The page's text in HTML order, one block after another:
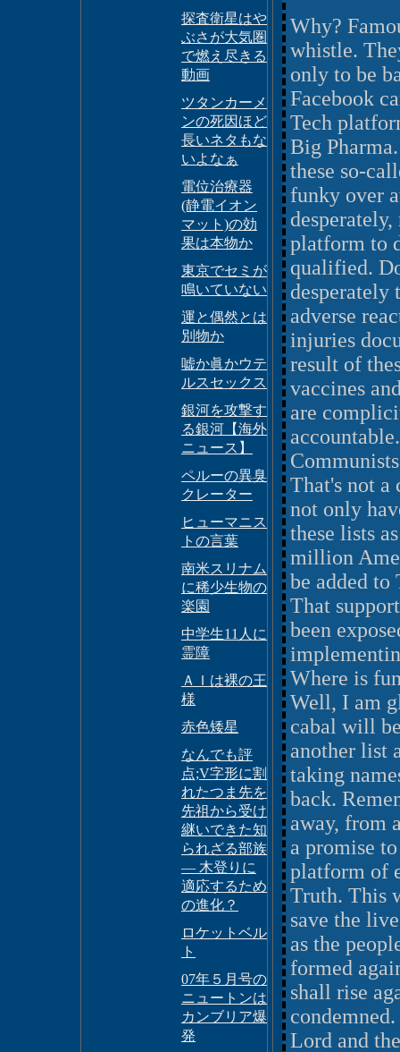
探査衛星はや
ぶさが大気圏
で燃え尽きる
動画
ツタンカーメ
ンの死因ほど
長いネタもな
いよなぁ
電位治療器
(静電イオン
マット)の効
果は本物か
東京でセミが
鳴いていない
運と偶然とは
別物か
嘘か眞かウテ
ルスセックス
銀河を攻撃す
る銀河【海外
ニュース】
ペルーの異臭
クレーター
ヒューマニス
トの言葉
南米スリナム
に稀少生物の
楽園
中学生11人に
霊障
ＡＩは裸の王
様
赤色矮星
なんでも評
点;V字形に割
れたつま先を
先祖から受け
継いできた知
られざる部族
― 木登りに
適応するため
の進化？
ロケットベル
ト
07年５月号の
ニュートンは
カンブリア爆
発
Why?
whistle.
only to be
Facebook
Tech
Big
these so-
funky over
platform to
qualified.
desperately
adverse
injuries
result of
vaccines
are
That's not a
not only
these lists
million
be added
That
been
Where is
Well, I am
cabal will
another list
taking
back.
away, from
a promise
platform of
Truth. This
save the
as the
formed
shall rise
Lord and